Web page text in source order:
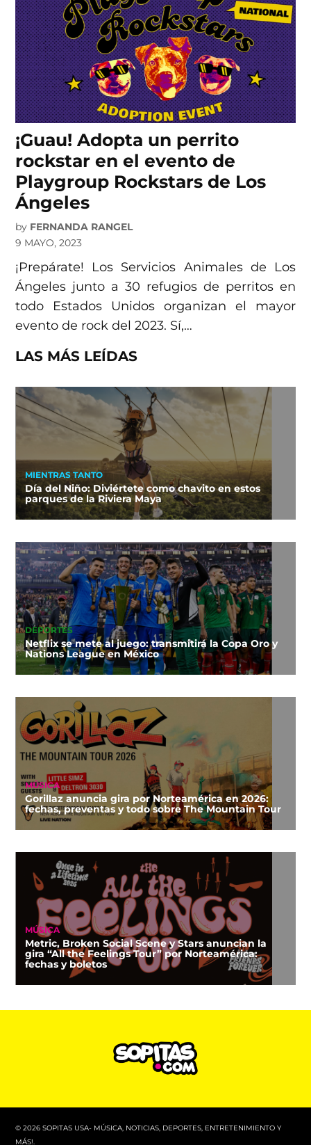
¡Guau! Adopta un perrito
rockstar en el evento de
Playgroup Rockstars de Los
Ángeles
by FERNANDA RANGEL
9 MAYO, 2023
¡Prepárate! Los Servicios Animales de Los
Ángeles junto a 30 refugios de perritos en
todo Estados Unidos organizan el mayor
evento de rock del 2023. Sí,…
LAS MÁS LEÍDAS
MIENTRAS TANTO
Día del Niño: Diviértete como chavito en estos
parques de la Riviera Maya
DEPORTES
Netflix se mete al juego: transmitirá la Copa Oro y
Nations League en México
MÚSICA
Gorillaz anuncia gira por Norteamérica en 2026:
fechas, preventas y todo sobre The Mountain Tour
MÚSICA
Metric, Broken Social Scene y Stars anuncian la
gira “All the Feelings Tour” por Norteamérica:
fechas y boletos
© 2026 SOPITAS USA- MÚSICA, NOTICIAS, DEPORTES, ENTRETENIMIENTO Y
MÁS!.